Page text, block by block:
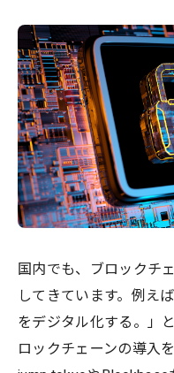
国内でも、ブロックチ
してきています。例え
をデジタル化する。」
ロックチェーンの導入